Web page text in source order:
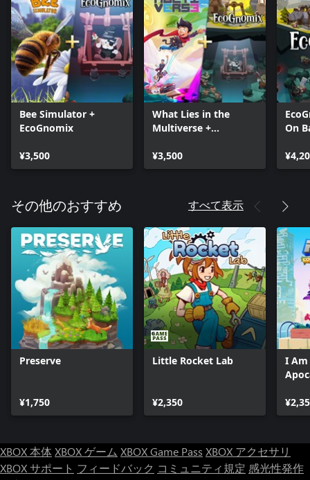
Bee Simulator +
EcoGnomix
¥3,500
What Lies in the
Multiverse +
¥3,500
On
その他のおすすめ すべて表示
Preserve
¥1,750
Little Rocket Lab
¥2,350
I Am
XBOX 本体XBOX ゲーム XBOX Game Pass XBOX アクセサリ
XBOX サポート フィードバック コミュニティ規定 感光性発作